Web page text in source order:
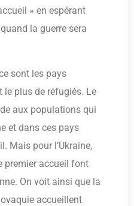
» en espérant
la guerre sera
sont les pays
plus de réfugiés. Le
aux populations qui
et dans ces pays
Mais pour l’Ukraine,
premier accueil font
On voit ainsi que la
accueillent